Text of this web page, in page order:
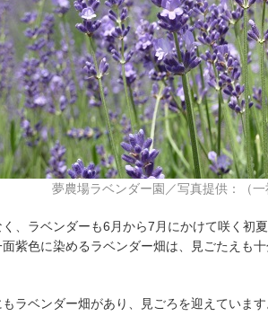
夢農場ラベンダー園／写真提供：（
、ラベンダーも6月から7月にかけて咲く初
紫色に染めるラベンダー畑は、見ごたえも
ラベンダー畑があり、見ごろを迎えています